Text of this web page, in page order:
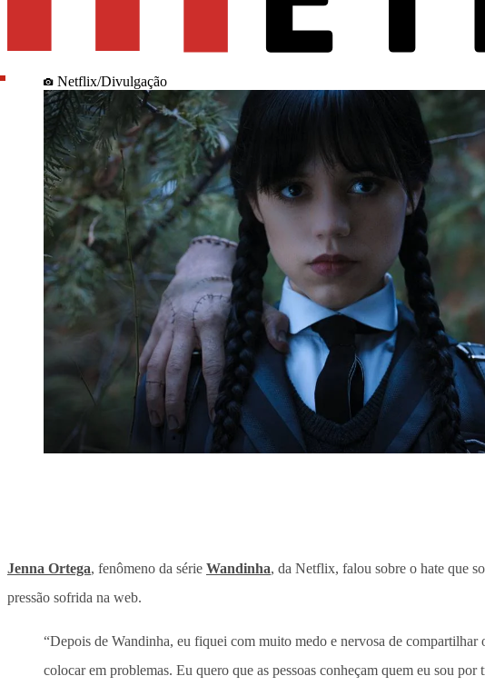
Netflix/Divulgação
Jenna Ortega, fenômeno da série Wandinha, da Netflix, falou sobre o hate que
pressão sofrida na web.
“Depois de Wandinha, eu fiquei com muito medo e nervosa de compartilhar
colocar em problemas. Eu quero que as pessoas conheçam quem eu sou